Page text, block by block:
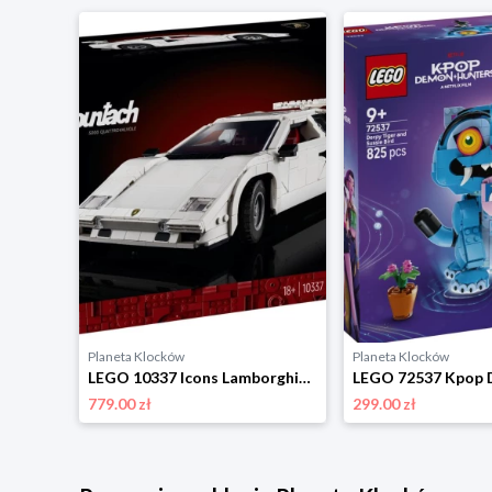
Planeta Klocków
LEGO 10337 Icons Lamborghini Countach 5000 Quattrovalvole Lego
779.00 zł
Planeta Klocków
299.00 zł